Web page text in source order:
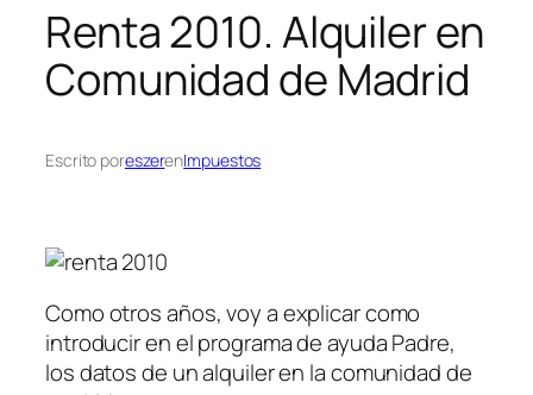
Renta 2010. Alquiler en
Comunidad de Madrid
Escrito poreszerenImpuestos
Como otros años, voy a explicar como
introducir en el programa de ayuda Padre,
los datos de un alquiler en la comunidad de